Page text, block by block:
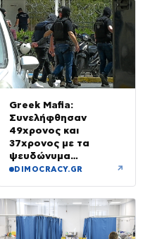
Χειροπέδες σε τρία
άτομα
Greek Mafia:
Συνελήφθησαν
49χρονος και
37χρονος με τα
ψευδώνυμα
«πίτμπουλ» και
DIMOCRACY.GR ↗